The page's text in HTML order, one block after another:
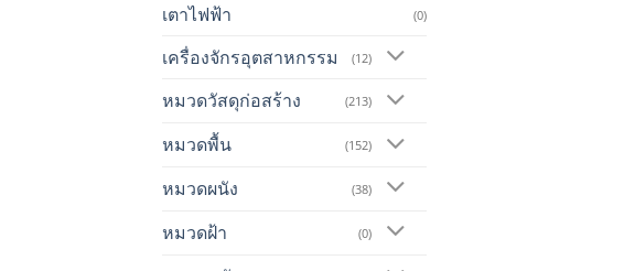
เตาไฟฟ้า (0)
เครื่องจักรอุตสาหกรรม (12)
หมวดวัสดุก่อสร้าง (213)
หมวดพื้น (152)
หมวดผนัง (38)
หมวดฝ้า (0)